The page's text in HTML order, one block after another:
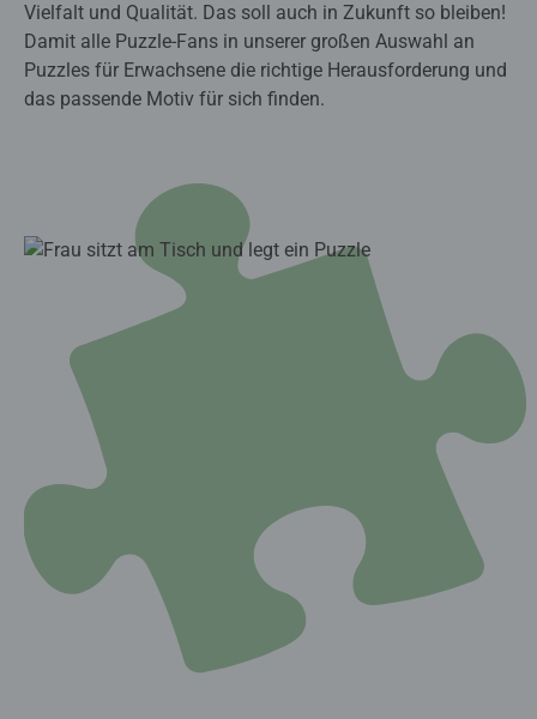
Vielfalt und Qualität. Das soll auch in Zukunft so bleiben!
Damit alle Puzzle-Fans in unserer großen Auswahl an
Puzzles für Erwachsene die richtige Herausforderung und
das passende Motiv für sich finden.